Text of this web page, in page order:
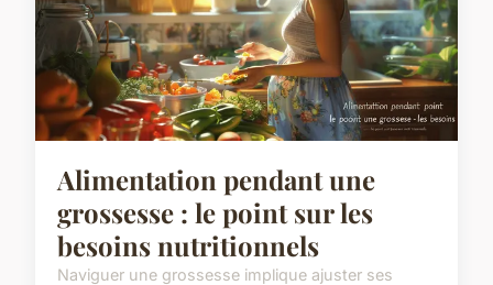
Alimentation pendant une
grossesse : le point sur les
besoins nutritionnels
Naviguer une grossesse implique ajuster ses